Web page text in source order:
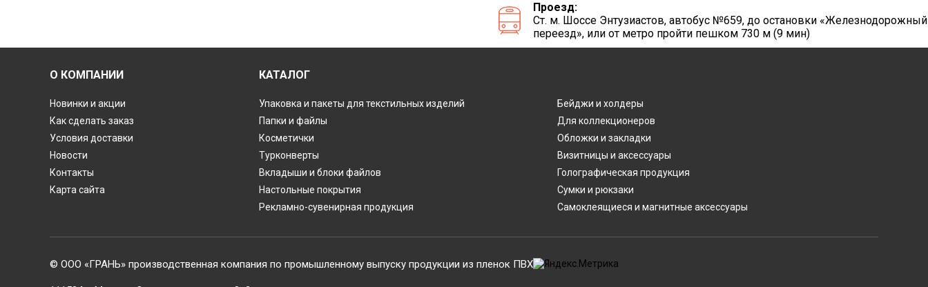
Проезд:
Ст. м. Шоссе Энтузиастов, автобус №659, до остановки «Железнодорожный
переезд», или от метро пройти пешком 730 м (9 мин)
О КОМПАНИИ
Новинки и акции
Как сделать заказ
Условия доставки
Новости
Контакты
Карта сайта
КАТАЛОГ
Упаковка и пакеты для текстильных изделий
Бейджи и холдеры
Папки и файлы
Для коллекционеров
Косметички
Обложки и закладки
Турконверты
Визитницы и аксессуары
Вкладыши и блоки файлов
Голографическая продукция
Настольные покрытия
Сумки и рюкзаки
Рекламно-сувенирная продукция
Самоклеящиеся и магнитные аксессуары
© ООО «ГРАНЬ» производственная компания по промышленному выпуску продукции из пленок ПВХ